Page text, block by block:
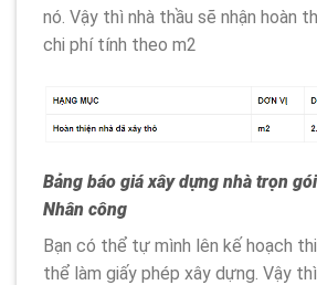
nó. Vậy thì nhà thầu sẽ nhận hoàn
chi phí tính theo m2
Bảng báo giá xây dựng nhà trọn gói
Nhân công
Bạn có thể tự mình lên kế hoạch
thể làm giấy phép xây dựng. Vậy